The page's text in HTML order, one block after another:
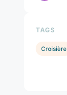
TAGS
Croisière